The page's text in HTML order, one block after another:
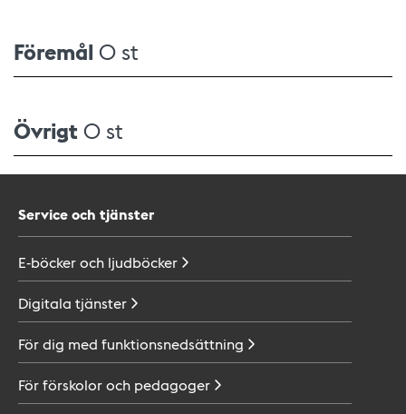
Föremål 0 st
Övrigt 0 st
Service och tjänster
E-böcker och ljudböcker
Digitala tjänster
För dig med funktionsnedsättning
För förskolor och pedagoger